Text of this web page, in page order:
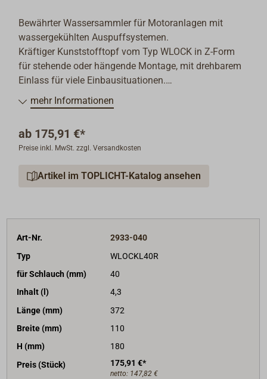
Bewährter Wassersammler für Motoranlagen mit
wassergekühlten Auspuffsystemen.
Kräftiger Kunststofftopf vom Typ WLOCK in Z-Form
für stehende oder hängende Montage, mit drehbarem
Einlass für viele Einbausituationen.
Gute bis sehr gute Schalldämpfung. Mit
Entwässerungsstutzen.
Bauformen an (siehe unter Passende Artikel weiter
unten).
Diverse weitere Bauformen sind auf Anfrage lieferbar.
mehr Informationen
ab 175,91 €*
Preise inkl. MwSt. zzgl. Versandkosten
Artikel im TOPLICHT-Katalog ansehen
Art-Nr.
2933-040
Typ
WLOCKL40R
für Schlauch (mm)
40
Inhalt (l)
4,3
Länge (mm)
372
Breite (mm)
110
H (mm)
180
Preis (Stück)
175,91 €*
netto: 147,82 €